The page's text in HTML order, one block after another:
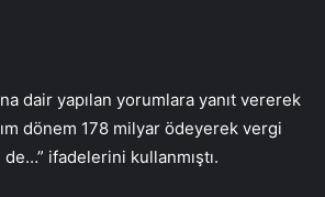
dair yapılan yorumlara yanıt vererek
dönem 178 milyar ödeyerek vergi
ifadelerini kullanmıştı.